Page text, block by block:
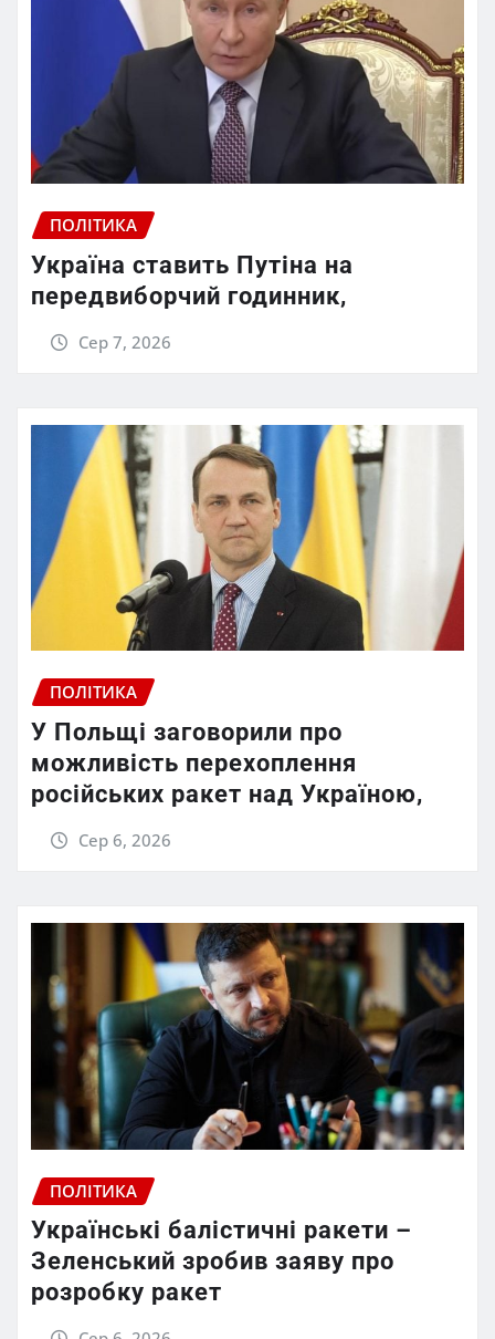
ПОЛІТИКА
Україна ставить Путіна на
передвиборчий годинник,
Сер 7, 2026
ПОЛІТИКА
У Польщі заговорили про
можливість перехоплення
російських ракет над Україною,
Сер 6, 2026
ПОЛІТИКА
Українські балістичні ракети –
Зеленський зробив заяву про
розробку ракет